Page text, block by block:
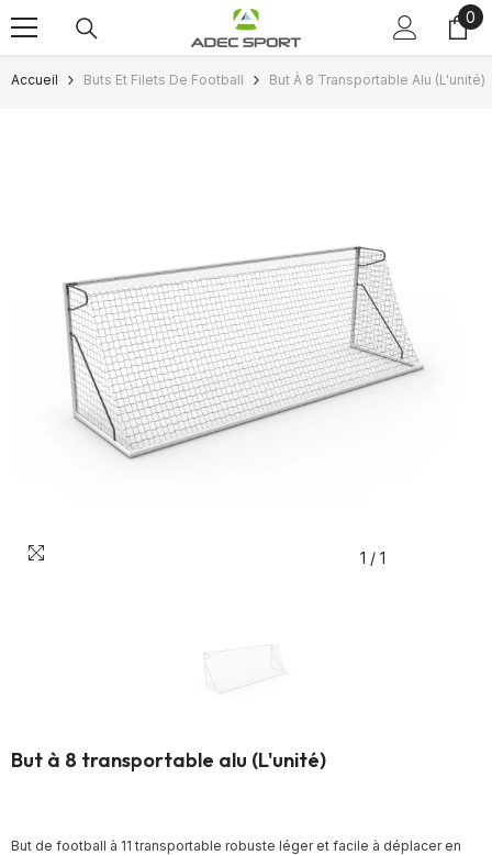
Passer au contenu 0
0
Accueil Buts Et Filets De Football But À 8 Transportable Alu (L'unité)
1 / 1
But à 8 transportable alu (L'unité)
But de football à 11 transportable robuste léger et facile à déplacer en